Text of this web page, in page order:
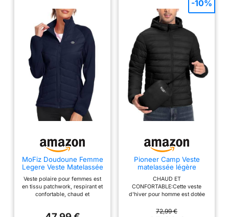
MoFiz Doudoune Femme
Legere Veste Matelassée
Femme Chaude de Sport
Randonnée avec Zip Bleu
Taille US L/EU XL
Veste polaire pour femmes est
en tissu patchwork, respirant et
confortable, chaud et
Pioneer Camp Veste
matelassée légère
compressible,
imperméable, capuche, 6
poches, parfaite veste
randonnée, voyage et
CHAUD ET
CONFORTABLE:Cette veste
d'hiver pour homme est dotée
haute technologie qui isole l'air
72,99 €
-10%